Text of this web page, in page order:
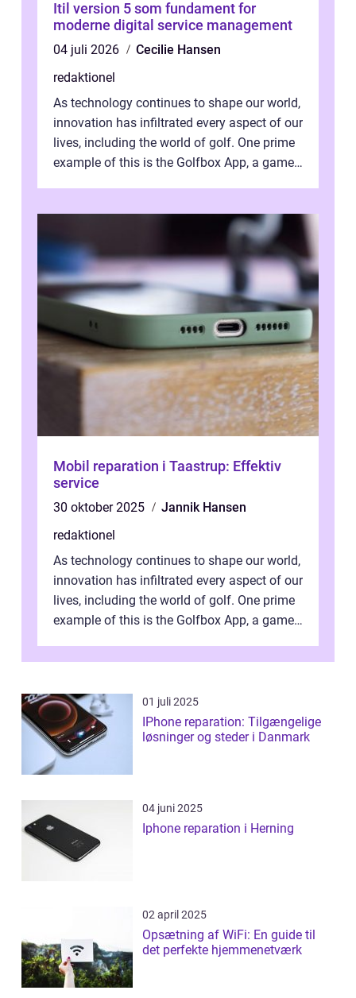
Itil version 5 som fundament for
moderne digital service management
04 juli 2026
Cecilie Hansen
redaktionel
As technology continues to shape our world,
innovation has infiltrated every aspect of our
lives, including the world of golf. One prime
example of this is the Golfbox App, a game-
Mobil reparation i Taastrup: Effektiv
service
30 oktober 2025
Jannik Hansen
redaktionel
As technology continues to shape our world,
innovation has infiltrated every aspect of our
lives, including the world of golf. One prime
example of this is the Golfbox App, a game-
01 juli 2025
IPhone reparation: Tilgængelige
løsninger og steder i Danmark
04 juni 2025
Iphone reparation i Herning
02 april 2025
Opsætning af WiFi: En guide til
det perfekte hjemmenetværk